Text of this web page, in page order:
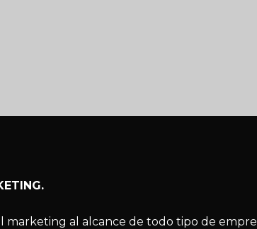
al alcance de todo tipo de